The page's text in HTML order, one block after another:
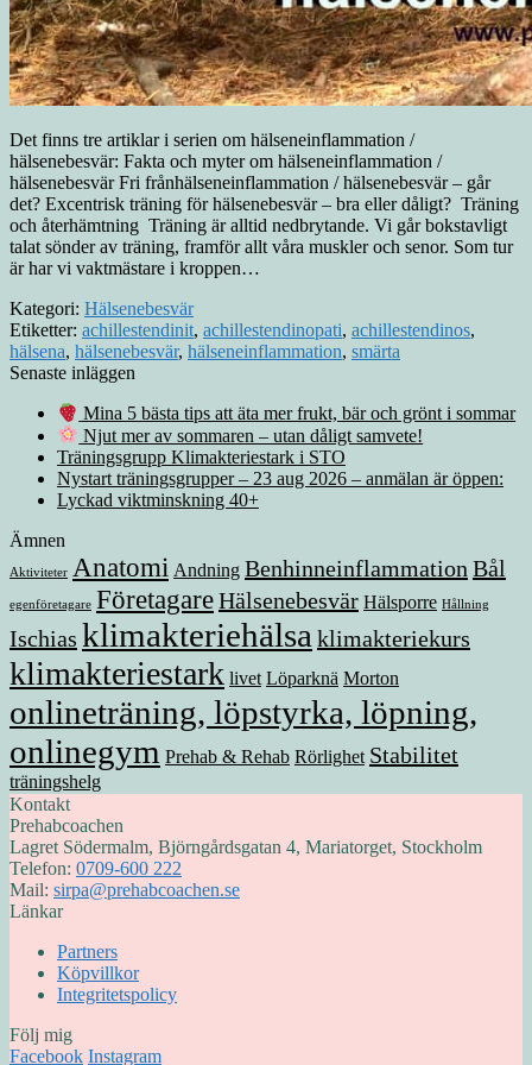
Det finns tre artiklar i serien om hälseneinflammation /
hälsenebesvär: Fakta och myter om hälseneinflammation /
hälsenebesvär Fri frånhälseneinflammation / hälsenebesvär – går
det? Excentrisk träning för hälsenebesvär – bra eller dåligt? Träning
och återhämtning Träning är alltid nedbrytande. Vi går bokstavligt
talat sönder av träning, framför allt våra muskler och senor. Som tur
är har vi vaktmästare i kroppen…
Kategori: Hälsenebesvär
Etiketter: achillestendinit, achillestendinopati, achillestendinos,
hälsena, hälsenebesvär, hälseneinflammation, smärta
Senaste inläggen
Mina 5 bästa tips att äta mer frukt, bär och grönt i sommar
Njut mer av sommaren – utan dåligt samvete!
Träningsgrupp Klimakteriestark i STO
Nystart träningsgrupper – 23 aug 2026 – anmälan är öppen:
Lyckad viktminskning 40+
Ämnen
Aktiviteter Anatomi Andning Benhinneinflammation Bål
egenföretagare FöretagareHälsenebesvär Hälsporre Hållning
Ischias klimakteriehälsa klimakteriekurs
klimakteriestark livet Löparknä Morton
onlineträning, löpstyrka, löpning,
onlinegym Prehab & Rehab Rörlighet Stabilitet
träningshelg
Kontakt
Prehabcoachen
Lagret Södermalm, Björngårdsgatan 4, Mariatorget, Stockholm
Telefon: 0709-600 222
Mail: sirpa@prehabcoachen.se
Länkar
Partners
Köpvillkor
Integritetspolicy
Följ mig
Facebook Instagram